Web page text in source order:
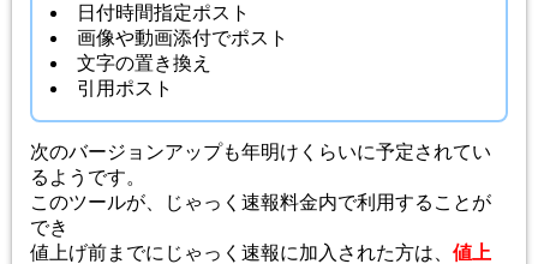
日付時間指定ポスト
画像や動画添付でポスト
文字の置き換え
引用ポスト
次のバージョンアップも年明けくらいに予定されてい
るようです。
このツールが、じゃっく速報料金内で利用することが
でき
値上げ前までにじゃっく速報に加入された方は、 値上